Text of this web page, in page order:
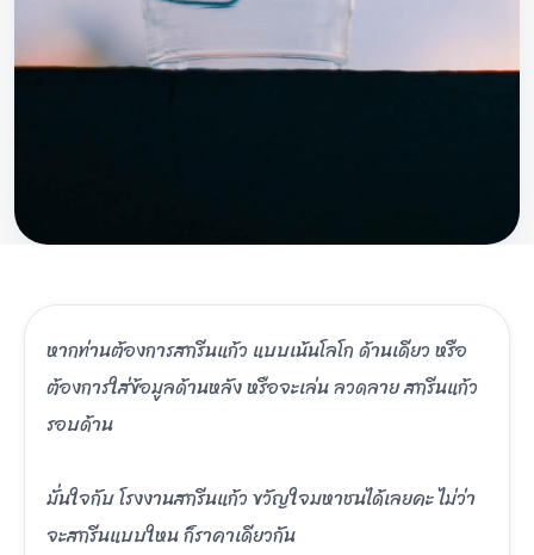
หากท่านต้องการสกรีนแก้ว แบบเน้นโลโก ด้านเดียว หรือ
ต้องการใส่ข้อมูลด้านหลัง หรือจะเล่น ลวดลาย สกรีนแก้ว
รอบด้าน
มั่นใจกับ โรงงานสกรีนแก้ว ขวัญใจมหาชนได้เลยคะ ไม่ว่า
จะสกรีนแบบใหน ก็ราคาเดียวกัน